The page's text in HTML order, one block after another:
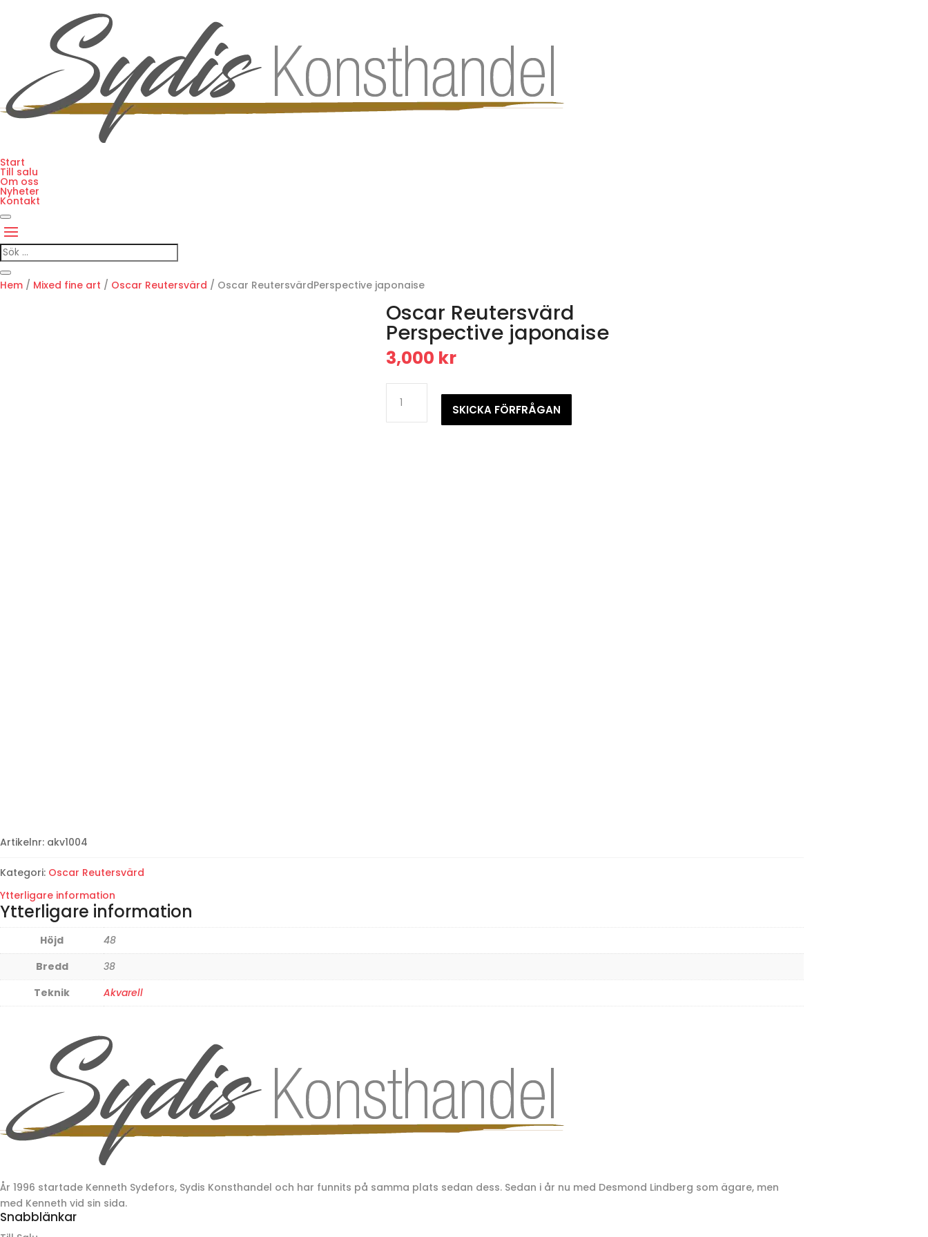
Start
Till salu
Om oss
Nyheter
Kontakt
Hem / Mixed fine art / Oscar Reutersvärd / Oscar ReutersvärdPerspective japonaise
Oscar Reutersvärd
Perspective japonaise
3,000 kr
ReutersvärdPerspective
japonaise
SKICKA FÖRFRÅGAN
Artikelnr: akv1004
Kategori: Oscar Reutersvärd
Ytterligare information
Ytterligare information
Höjd
48
Bredd
38
Teknik
Akvarell
År 1996 startade Kenneth Sydefors, Sydis Konsthandel och har funnits på samma plats sedan dess. Sedan i år nu med Desmond Lindberg som ägare, men
med Kenneth vid sin sida.
Snabblänkar